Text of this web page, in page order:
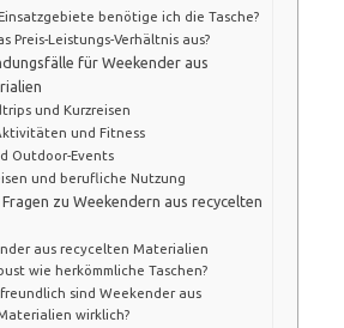
benötige ich die Tasche?
Preis-Leistungs-Verhältnis aus?
für Weekender aus
und Kurzreisen
und Fitness
Outdoor-Events
und berufliche Nutzung
zu Weekendern aus recycelten
aus recycelten Materialien
wie herkömmliche Taschen?
sind Weekender aus
wirklich?